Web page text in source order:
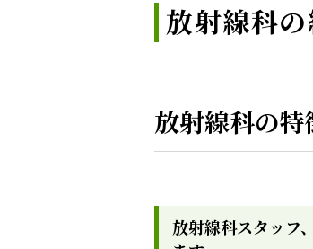
放射線科
放射線科の特
放射線科スタッフ